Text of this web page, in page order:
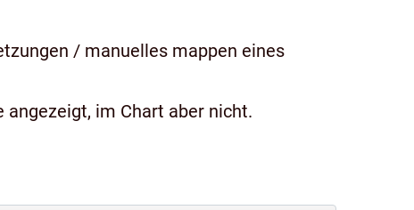
/ manuelles mappen eines
im Chart aber nicht.